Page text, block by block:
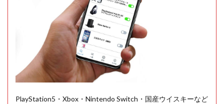
PlayStation5・Xbox・Nintendo Switch・国産ウイスキーなど